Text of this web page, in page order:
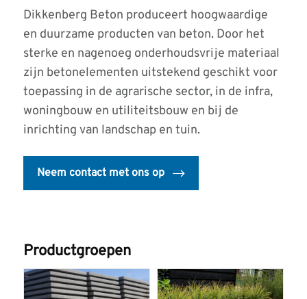
Dikkenberg Beton produceert hoogwaardige
en duurzame producten van beton. Door het
sterke en nagenoeg onderhoudsvrije materiaal
zijn betonelementen uitstekend geschikt voor
toepassing in de agrarische sector, in de infra,
woningbouw en utiliteitsbouw en bij de
inrichting van landschap en tuin.
Neem contact met ons op
Productgroepen